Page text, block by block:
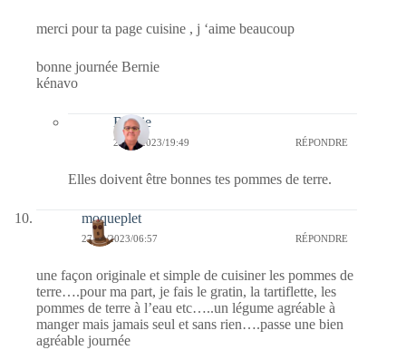
merci pour ta page cuisine , j ‘aime beaucoup
bonne journée Bernie
kénavo
Bernie
27/02/2023/19:49 RÉPONDRE
Elles doivent être bonnes tes pommes de terre.
moqueplet
27/02/2023/06:57 RÉPONDRE
une façon originale et simple de cuisiner les pommes de
terre….pour ma part, je fais le gratin, la tartiflette, les
pommes de terre à l’eau etc…..un légume agréable à
manger mais jamais seul et sans rien….passe une bien
agréable journée